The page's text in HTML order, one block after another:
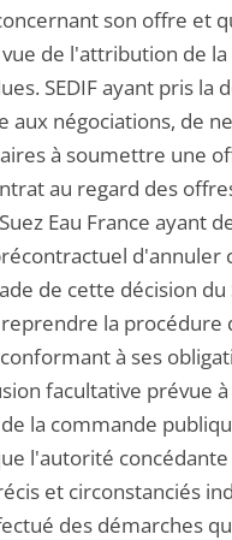
son offre et
de l'attribution de la
SEDIF ayant pris la
négociations, de
à soumettre une
au regard des
Eau France ayant
d'annuler
de cette décision du
la procédure
à ses
facultative prévue
la commande
l'autorité
et circonstanciés
des démarches